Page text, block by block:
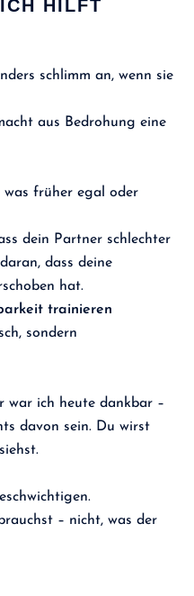
HILFT
schlimm an, wenn sie
aus Bedrohung eine
früher egal oder
dein Partner schlechter
dass deine
hat.
trainieren
sondern
war ich heute dankbar –
davon sein. Du wirst
– nicht, was der